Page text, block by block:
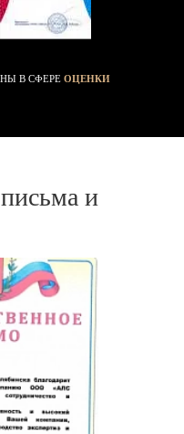
В СФЕРЕ ОЦЕНКИ
и